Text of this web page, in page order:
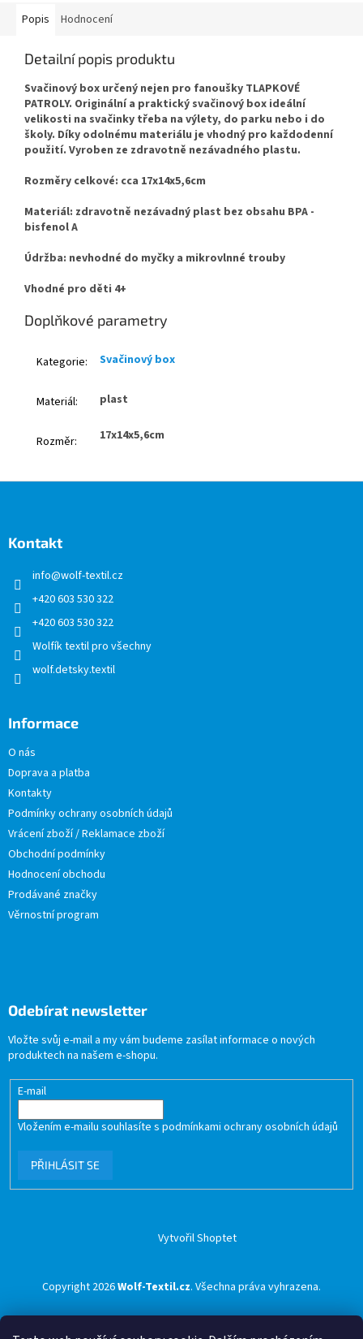
Popis Hodnocení
Detailní popis produktu
Svačinový box určený nejen pro fanoušky TLAPKOVÉ
PATROLY. Originální a praktický svačinový box ideální
velikosti na svačinky třeba na výlety, do parku nebo i do
školy. Díky odolnému materiálu je vhodný pro každodenní
použití. Vyroben ze zdravotně nezávadného plastu.
Rozměry celkové: cca 17x14x5,6cm
Materiál: zdravotně nezávadný plast bez obsahu BPA -
bisfenol A
Údržba: nevhodné do myčky a mikrovlnné trouby
Vhodné pro děti 4+
Doplňkové parametry
Kategorie: Svačinový box
Materiál: plast
Rozměr: 17x14x5,6cm
Kontakt
info@wolf-textil.cz
+420 603 530 322
+420 603 530 322
Wolfík textil pro všechny
wolf.detsky.textil
Informace
O nás
Doprava a platba
Kontakty
Podmínky ochrany osobních údajů
Vrácení zboží / Reklamace zboží
Obchodní podmínky
Hodnocení obchodu
Prodávané značky
Věrnostní program
Odebírat newsletter
Vložte svůj e-mail a my vám budeme zasílat informace o nových
produktech na našem e-shopu.
E-mail
Vložením e-mailu souhlasíte s podmínkami ochrany osobních údajů
PŘIHLÁSIT SE
Vytvořil Shoptet
Copyright 2026Wolf-Textil.cz. Všechna práva vyhrazena.